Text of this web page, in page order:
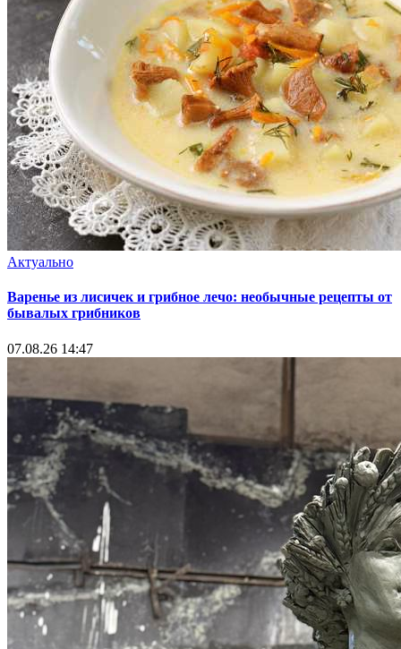
Актуально
Варенье из лисичек и грибное лечо: необычные рецепты от
бывалых грибников
07.08.26 14:47